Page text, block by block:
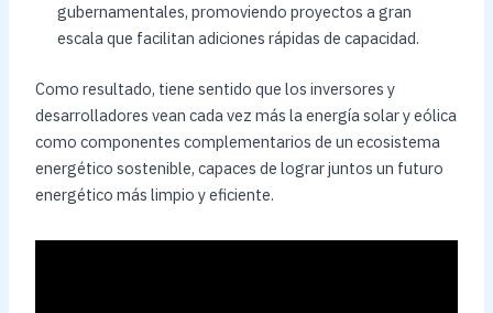
gubernamentales, promoviendo proyectos a gran
escala que facilitan adiciones rápidas de capacidad.
Como resultado, tiene sentido que los inversores y
desarrolladores vean cada vez más la energía solar y eólica
como componentes complementarios de un ecosistema
energético sostenible, capaces de lograr juntos un futuro
energético más limpio y eficiente.